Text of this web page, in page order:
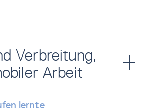
Verbreitung,
Arbeit
lernte